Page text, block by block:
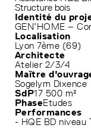
Structure bois
Identité du
GEN’HOME –
Localisation
Lyon 7ème (69)
Architecte
Atelier 2/3/4
Maître
Sogelym Dixence
SdP17 500 m²
PhaseEtudes
Performances
- HQE BD niveau